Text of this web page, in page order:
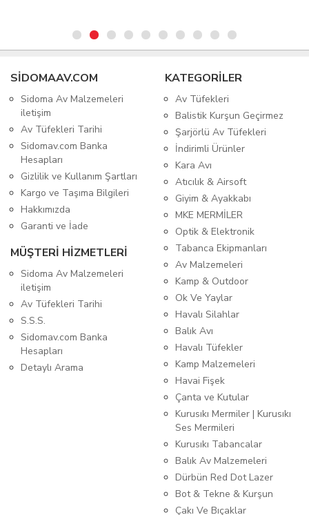
SIDOMAAV.COM
Sidoma Av Malzemeleri
iletişim
Av Tüfekleri Tarihi
Sidomav.com Banka
Hesapları
Gizlilik ve Kullanım Şartları
Kargo ve Taşıma Bilgileri
Hakkımızda
Garanti ve İade
MÜŞTERİ HİZMETLERİ
Sidoma Av Malzemeleri
iletişim
Av Tüfekleri Tarihi
S.S.S.
Sidomav.com Banka
Hesapları
Detaylı Arama
KATEGORİLER
Av Tüfekleri
Balistik Kurşun Geçirmez
Şarjörlü Av Tüfekleri
İndirimli Ürünler
Kara Avı
Atıcılık & Airsoft
Giyim & Ayakkabı
MKE MERMİLER
Optik & Elektronik
Tabanca Ekipmanları
Av Malzemeleri
Kamp & Outdoor
Ok Ve Yaylar
Havalı Silahlar
Balık Avı
Havalı Tüfekler
Kamp Malzemeleri
Havai Fişek
Çanta ve Kutular
Kurusıkı Mermiler | Kurusıkı
Ses Mermileri
Kurusıkı Tabancalar
Balık Av Malzemeleri
Dürbün Red Dot Lazer
Bot & Tekne & Kurşun
Çakı Ve Bıçaklar